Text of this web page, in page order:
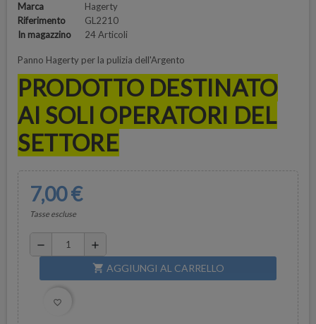
Marca
Hagerty
Riferimento
GL2210
In magazzino
24 Articoli
Panno Hagerty per la pulizia dell'Argento
PRODOTTO DESTINATO
AI SOLI OPERATORI DEL
SETTORE
7,00 €
Tasse escluse
remove add
shopping_cart AGGIUNGI AL CARRELLO
favorite_border